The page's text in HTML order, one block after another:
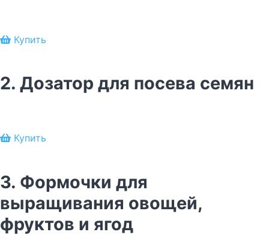
Купить
2. Дозатор для посева семян
Купить
3. Формочки для
выращивания овощей,
фруктов и ягод